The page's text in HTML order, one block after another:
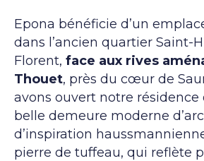
Epona bénéficie d’un
dans l’ancien quartier Saint-
Florent, face aux rives
Thouet, près du cœur de
avons ouvert notre résidence
belle demeure moderne
d’inspiration
pierre de tuffeau, qui reflète